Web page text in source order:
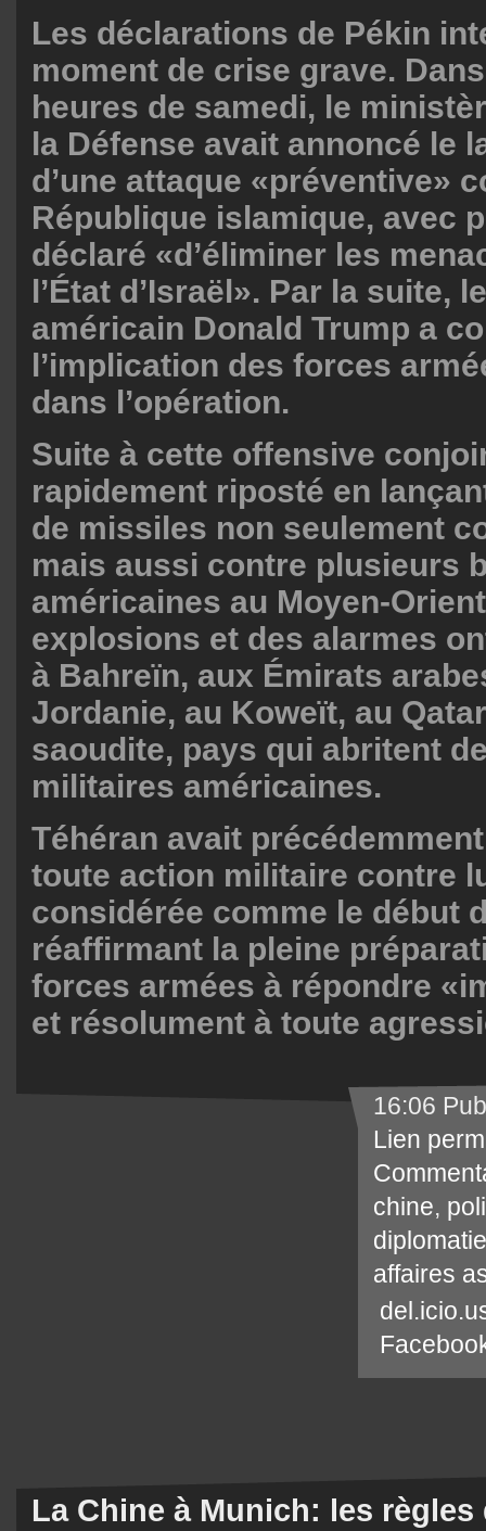
Les déclarations de Pékin
moment de crise grave.
heures de samedi, le
la Défense avait annoncé le
d’une attaque «préventive»
République islamique, avec
déclaré «d’éliminer les
l’État d’Israël». Par la suite,
américain Donald Trump a
l’implication des forces
dans l’opération.
Suite à cette offensive
rapidement riposté en
de missiles non seulement
mais aussi contre plusieurs
américaines au Moyen-
explosions et des alarmes
à Bahreïn, aux Émirats
Jordanie, au Koweït, au
saoudite, pays qui abritent
militaires américaines.
Téhéran avait
toute action militaire contre
considérée comme le début
réaffirmant la pleine
forces armées à répondre
et résolument à toute
16:06
Lien
chine,
diplomatie
affaires
La Chine à Munich: les